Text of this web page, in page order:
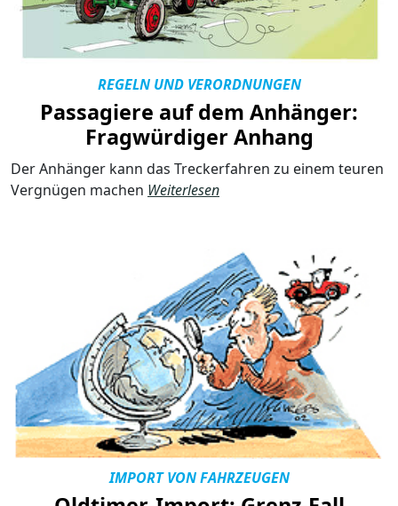
REGELN UND VERORDNUNGEN
Passagiere auf dem Anhänger:
Fragwürdiger Anhang
Der Anhänger kann das Treckerfahren zu einem teuren
Vergnügen machen Weiterlesen
IMPORT VON FAHRZEUGEN